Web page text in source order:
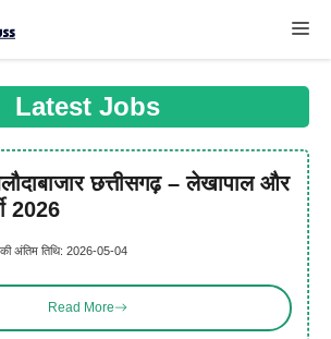
Latest Jobs
छत्तीसगढ़ – लेखापाल और
2026
अंतिम तिथि: 2026-05-04
Read More